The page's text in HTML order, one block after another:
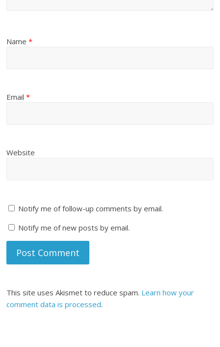
Name*
Email*
Website
Notify me of follow-up comments by email.
Notify me of new posts by email.
This site uses Akismet to reduce spam. Learn how your
comment data is processed.